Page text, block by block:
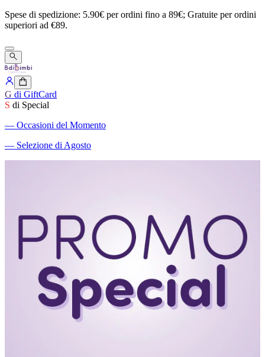
Spese di spedizione: 5.90€ perordini fino a 89€; Gratuite perordini
superiori ad €89.
G di GiftCard
S di Special
― Occasioni del Momento
― Selezione di Agosto